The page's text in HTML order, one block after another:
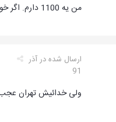
من یه 1100 دارم. اگر خواستی میتونم بدم بهت جاش دوربینت رو بگیرم !....
ارسال شده درآذر
91
ولی خدائیش تهران